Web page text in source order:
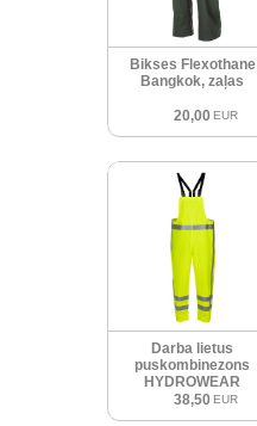
Bikses Flexothane
Bangkok, zaļas
20,00 EUR
Darba lietus
puskombinezons
HYDROWEAR
VECHTA RWS Hi-Vis
38,50 EUR